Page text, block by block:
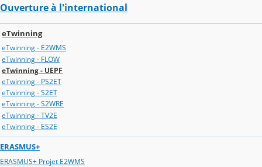
Ouverture à l'international
eTwinning
eTwinning - E2WMS
eTwinning - FLOW
eTwinning - UEPF
eTwinning - PS2ET
eTwinning - S2ET
eTwinning - S2WRE
eTwinning - TV2E
eTwinning - ES2E
ERASMUS+
ERASMUS+ Projet E2WMS